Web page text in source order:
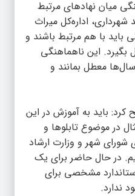
میان نهادهای مرتبط
اداره‌کل میراث
با هم مرتبط باشند و
این ناهماهنگی
معطل بمانند و
کرد: باید به آموزش در این
در موضوع تابلوها و
شورای شهر و وزارت ارشاد
در حال حاضر برای یک
مشخصی برای
ندارد.